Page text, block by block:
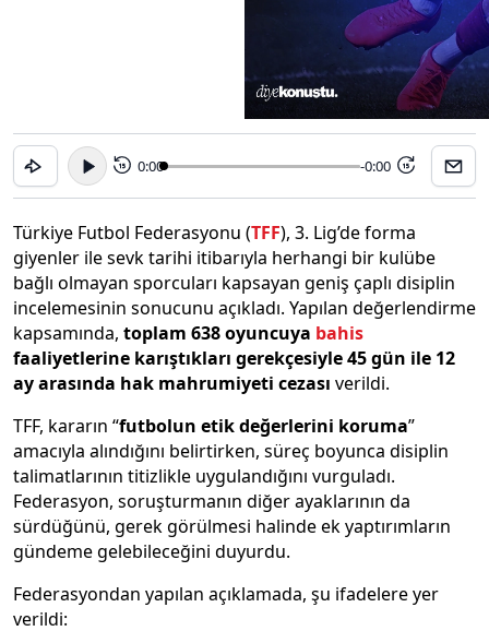
15 0:00 -0:00 15
Türkiye Futbol Federasyonu (TFF), 3. Lig’de forma
giyenler ile sevk tarihi itibarıyla herhangi bir kulübe
bağlı olmayan sporcuları kapsayan geniş çaplı disiplin
incelemesinin sonucunu açıkladı. Yapılan değerlendirme
kapsamında, toplam 638 oyuncuya bahis
faaliyetlerine karıştıkları gerekçesiyle 45 gün ile 12
ay arasında hak mahrumiyeti cezası verildi.
TFF, kararın “futbolun etik değerlerini koruma”
amacıyla alındığını belirtirken, süreç boyunca disiplin
talimatlarının titizlikle uygulandığını vurguladı.
Federasyon, soruşturmanın diğer ayaklarının da
sürdüğünü, gerek görülmesi halinde ek yaptırımların
gündeme gelebileceğini duyurdu.
Federasyondan yapılan açıklamada, şu ifadelere yer
verildi: